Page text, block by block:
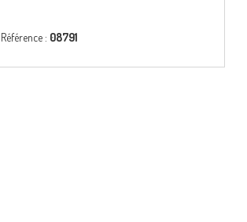
Référence : 08791